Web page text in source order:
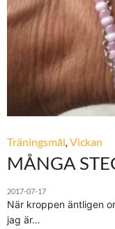
Träningsmål Vickan
MÅNGA
2017-07-17
När kroppen äntligen
jag är…